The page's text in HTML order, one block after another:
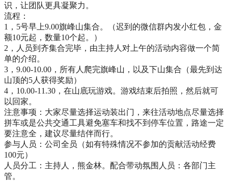
识，让团队更具凝聚力。
流程：
1，5号早上9.00旗峰山集合。（迟到的微信群内发小红包，金
额10元起，数量10个起。）
2，人员到齐集合完毕，由主持人对上午的活动内容做一个简
单的介绍。
3，9.00-10.00，所有人爬完旗峰山，以及下山集合（最先到达
山顶的5人获得奖励）
4，10.00-11.30，在山底玩游戏。游戏结束后拍照，然后就可
以回家。
注意事项：大家尽量选择运动装出门，来往活动地点尽量选择
拼车或是公共交通工具避免塞车和找不到停车位置，路途一定
要注意全，建议尽量结伴而行。
参与人员：公司全员（如有特殊情况不参加的贡献活动经费
100元）
人员分工：主持人，熊金林。配合带动氛围人员：各部门主
管。